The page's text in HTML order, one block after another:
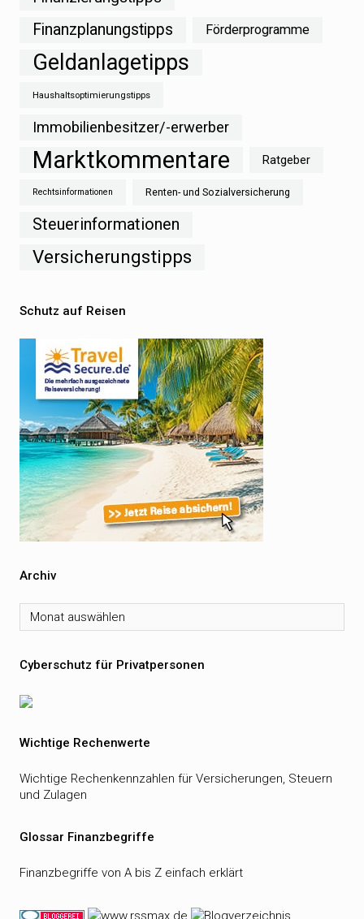
Finanzplanungstipps
Förderprogramme
Geldanlagetipps
Haushaltsoptimierungstipps
Immobilienbesitzer/-erwerber
Marktkommentare Ratgeber
Rechtsinformationen Renten- und Sozialversicherung
Steuerinformationen
Versicherungstipps
Schutz auf Reisen
Archiv
Archiv
Cyberschutz für Privatpersonen
Wichtige Rechenwerte
Wichtige Rechenkennzahlen für Versicherungen, Steuern
und Zulagen
Glossar Finanzbegriffe
Finanzbegriffe von A bis Z einfach erklärt